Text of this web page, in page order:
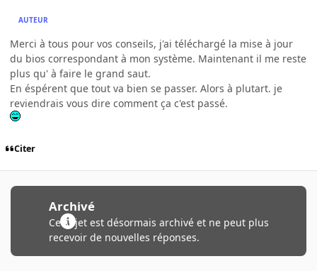
AUTEUR
Merci à tous pour vos conseils, j'ai téléchargé la mise à jour
du bios correspondant à mon système. Maintenant il me reste
plus qu' à faire le grand saut.
En éspérent que tout va bien se passer. Alors à plutart. je
reviendrais vous dire comment ça c'est passé.
Citer
Archivé
Ce sujet est désormais archivé et ne peut plus
recevoir de nouvelles réponses.